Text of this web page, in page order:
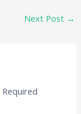
Next Post →
Required